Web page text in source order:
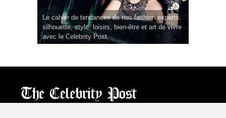
Le cahier de tendances de nos fashion experts:
silhouette, style, loisirs, bien-être et art de vivre
avec le Celebrity Post.